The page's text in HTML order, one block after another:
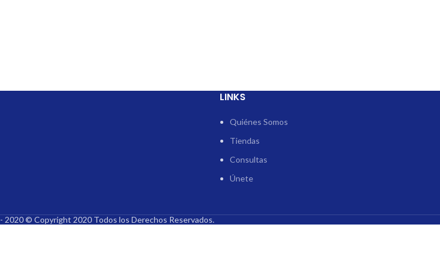
LINKS
Quiénes Somos
Tiendas
Consultas
Únete
- 2020 © Copyright 2020 Todos los Derechos Reservados.